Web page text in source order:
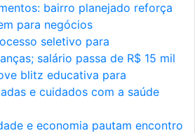
bairro planejado reforça
para negócios
seletivo para
salário passa de R$ 15 mil
blitz educativa para
e cuidados com a saúde
e economia pautam encontro